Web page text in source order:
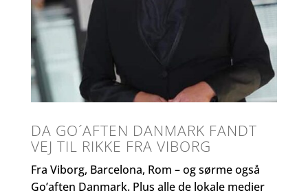
DA GO´AFTEN DANMARK FANDT
VEJ TIL RIKKE FRA VIBORG
Fra Viborg, Barcelona, Rom – og sørme også
Go’aften Danmark. Plus alle de lokale medier